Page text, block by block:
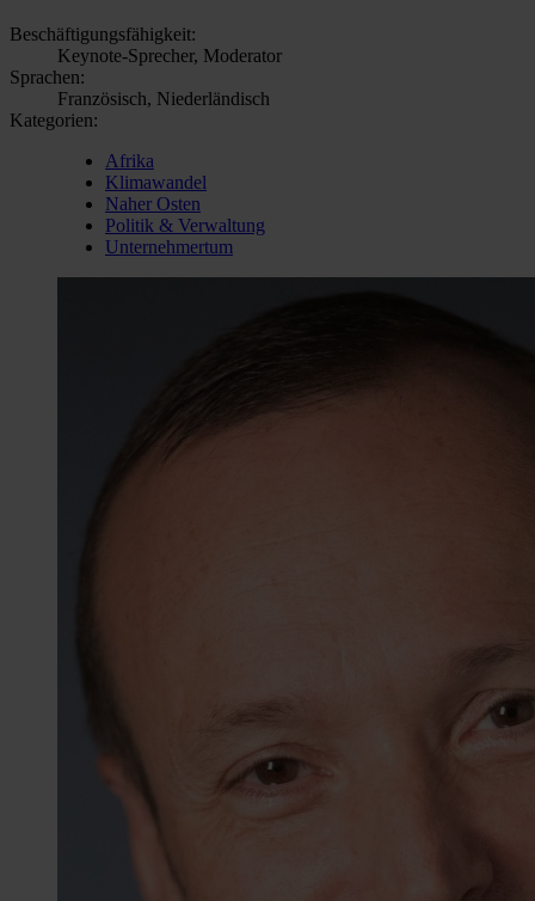
Beschäftigungsfähigkeit:
Keynote-Sprecher, Moderator
Sprachen:
Französisch, Niederländisch
Kategorien:
Afrika
Klimawandel
Naher Osten
Politik & Verwaltung
Unternehmertum